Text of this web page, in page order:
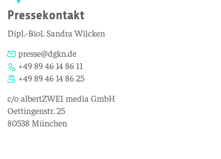
Pressekontakt
Dipl.-Biol. Sandra Wilcken
presse@dgkn.de
+49 89 46 14 86 11
+49 89 46 14 86 25
c/o albertZWEI media GmbH
Oettingenstr. 25
80538 München